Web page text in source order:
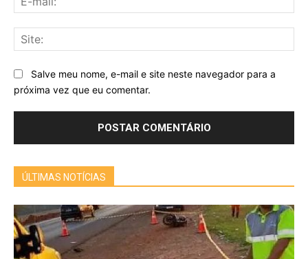
Salve meu nome, e-mail e site neste navegador para a
próxima vez que eu comentar.
ÚLTIMAS NOTÍCIAS